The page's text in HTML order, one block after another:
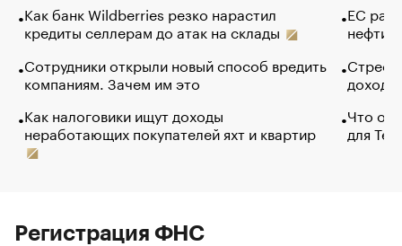
Как банк Wildberries резко нарастил
кредиты селлерам до атак на склады
Сотрудники открыли новый способ вредить
компаниям. Зачем им это
Как налоговики ищут доходы
неработающих покупателей яхт и квартир
ЕС
нефти
Что
для
Регистрация ФНС